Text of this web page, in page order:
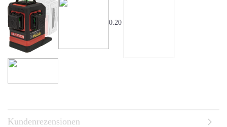
0.20
Kundenrezensionen